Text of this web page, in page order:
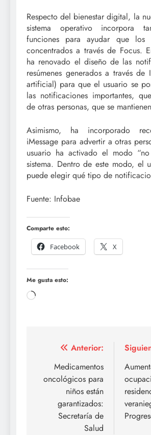
Respecto del bienestar digital, la
sistema operativo incorpora
funciones para ayudar que los
concentrados a través de Focus.
ha renovado el diseño de las
resúmenes generados a través de
artificial) para que el usuario se
las notificaciones importantes,
de otras personas, que se
Asimismo, ha incorporado
iMessage para advertir a otras
usuario ha activado el modo
sistema. Dentro de este modo, el
puede elegir qué tipo de
Fuente: Infobae
Comparte esto:
Facebook
X
Me gusta esto:
Cargando...
Navegación
entradas
Anterior:
Medicamentos
oncológicos para
niños están
garantizados:
Secretaría de
Salud